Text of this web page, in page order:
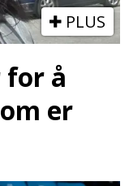
PLUS
for å
er